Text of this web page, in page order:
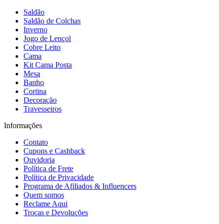
Saldão
Saldão de Colchas
Inverno
Jogo de Lençol
Cobre Leito
Cama
Kit Cama Posta
Mesa
Banho
Cortina
Decoração
Travesseiros
Informações
Contato
Cupons e Cashback
Ouvidoria
Política de Frete
Política de Privacidade
Programa de Afiliados & Influencers
Quem somos
Reclame Aqui
Trocas e Devoluções